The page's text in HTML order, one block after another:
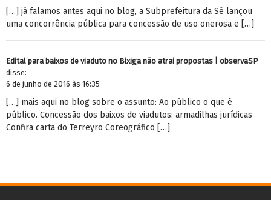
[…] já falamos antes aqui no blog, a Subprefeitura da Sé lançou
uma concorrência pública para concessão de uso onerosa e […]
Edital para baixos de viaduto no Bixiga não atrai propostas | observaSP
disse:
6 de junho de 2016 às 16:35
[…] mais aqui no blog sobre o assunto: Ao público o que é
público. Concessão dos baixos de viadutos: armadilhas jurídicas
Confira carta do Terreyro Coreográfico […]